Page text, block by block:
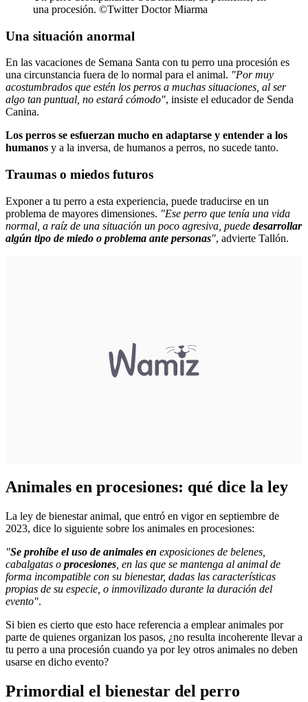
una procesión. ©Twitter Doctor Miarma
Una situación anormal
En las vacaciones de Semana Santa con tu perro una procesión es
una circunstancia fuera de lo normal para el animal. "Por muy
acostumbrados que estén los perros a muchas situaciones, al ser
algo tan puntual, no estará cómodo", insiste el educador de Senda
Canina.
Los perros se esfuerzan mucho en adaptarse y entender a los
humanos y a la inversa, de humanos a perros, no sucede tanto.
Traumas o miedos futuros
Exponer a tu perro a esta experiencia, puede traducirse en un
problema de mayores dimensiones. "Ese perro que tenía una vida
normal, a raíz de una situación un poco agresiva, puede desarrollar
algún tipo de miedo o problema ante personas", advierte Tallón.
Animales en procesiones: qué dice la ley
La ley de bienestar animal, que entró en vigor en septiembre de
2023, dice lo siguiente sobre los animales en procesiones:
"Se prohíbe el uso de animales en exposiciones de belenes,
cabalgatas o procesiones , en las que se mantenga al animal de
forma incompatible con su bienestar, dadas las características
propias de su especie, o inmovilizado durante la duración del
evento".
Si bien es cierto que esto hace referencia a emplear animales por
parte de quienes organizan los pasos, ¿no resulta incoherente llevar a
tu perro a una procesión cuando ya por ley otros animales no deben
usarse en dicho evento?
Primordial el bienestar del perro